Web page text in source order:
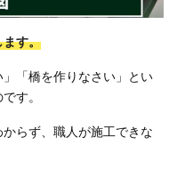
ます。
「橋を作りなさい」とい
す。
らず、職人が施工できな